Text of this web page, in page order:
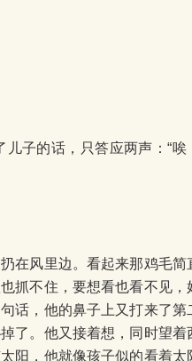
子的话，只答应两声：“唉
在风里边。看起来那鸡毛简
抓不住，要想看也看不见，
话，他的鼻子上又打来了第
了。他又接着想，同时望着
阳，他就像孩子似的看着太